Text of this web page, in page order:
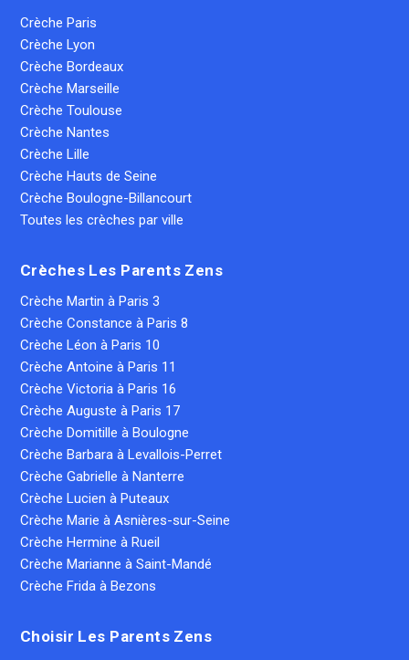
Crèche Paris
Crèche Lyon
Crèche Bordeaux
Crèche Marseille
Crèche Toulouse
Crèche Nantes
Crèche Lille
Crèche Hauts de Seine
Crèche Boulogne-Billancourt
Toutes les crèches par ville
Crèches Les Parents Zens
Crèche Martin à Paris 3
Crèche Constance à Paris 8
Crèche Léon à Paris 10
Crèche Antoine à Paris 11
Crèche Victoria à Paris 16
Crèche Auguste à Paris 17
Crèche Domitille à Boulogne
Crèche Barbara à Levallois-Perret
Crèche Gabrielle à Nanterre
Crèche Lucien à Puteaux
Crèche Marie à Asnières-sur-Seine
Crèche Hermine à Rueil
Crèche Marianne à Saint-Mandé
Crèche Frida à Bezons
Choisir Les Parents Zens